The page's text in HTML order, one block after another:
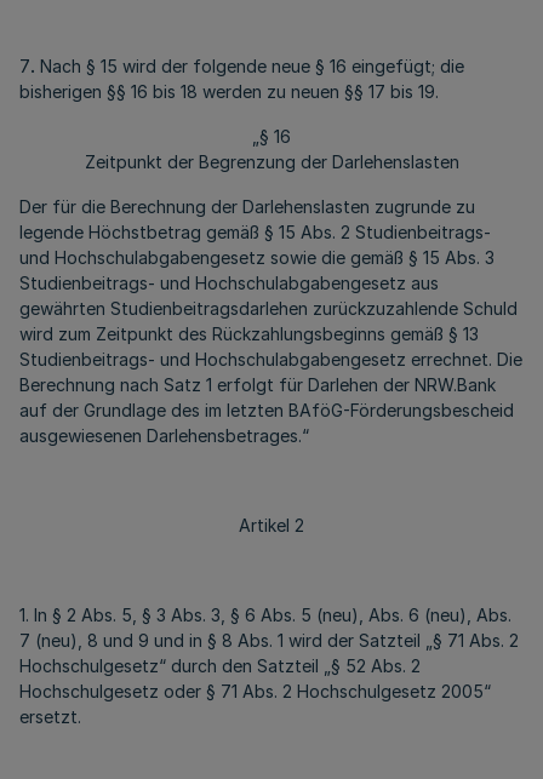
7. Nach § 15 wird der folgende neue § 16 eingefügt; die
bisherigen §§ 16 bis 18 werden zu neuen §§ 17 bis 19.
„§ 16
Zeitpunkt der Begrenzung der Darlehenslasten
Der für die Berechnung der Darlehenslasten zugrunde zu
legende Höchstbetrag gemäß § 15 Abs. 2 Studienbeitrags-
und Hochschulabgabengesetz sowie die gemäß § 15 Abs. 3
Studienbeitrags- und Hochschulabgabengesetz aus
gewährten Studienbeitragsdarlehen zurückzuzahlende Schuld
wird zum Zeitpunkt des Rückzahlungsbeginns gemäß § 13
Studienbeitrags- und Hochschulabgabengesetz errechnet. Die
Berechnung nach Satz 1 erfolgt für Darlehen der NRW.Bank
auf der Grundlage des im letzten BAföG-Förderungsbescheid
ausgewiesenen Darlehensbetrages.“
Artikel 2
1. In § 2 Abs. 5, § 3 Abs. 3, § 6 Abs. 5 (neu), Abs. 6 (neu), Abs.
7 (neu), 8 und 9 und in § 8 Abs. 1 wird der Satzteil „§ 71 Abs. 2
Hochschulgesetz“ durch den Satzteil „§ 52 Abs. 2
Hochschulgesetz oder § 71 Abs. 2 Hochschulgesetz 2005“
ersetzt.